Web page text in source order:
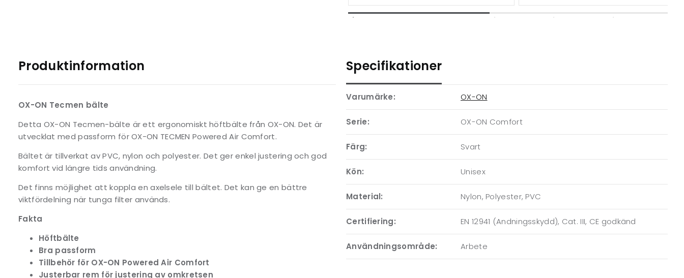
Produktinformation
OX-ON Tecmen bälte
Detta OX-ON Tecmen-bälte är ett ergonomiskt höftbälte från OX-ON. Det är
utvecklat med passform för OX-ON TECMEN Powered Air Comfort.
Bältet är tillverkat av PVC, nylon och polyester. Det ger enkel justering och god
komfort vid längre tids användning.
Det finns möjlighet att koppla en axelsele till bältet. Det kan ge en bättre
viktfördelning när tunga filter används.
Fakta
Höftbälte
Bra passform
Tillbehör för OX-ON Powered Air Comfort
Justerbar rem för justering av omkretsen
Specifikationer
Varumärke: OX-ON
Serie: OX-ON Comfort
Färg: Svart
Kön: Unisex
Material: Nylon, Polyester, PVC
Certifiering: EN 12941 (Andningsskydd), Cat. III, CE godkänd
Användningsområde: Arbete